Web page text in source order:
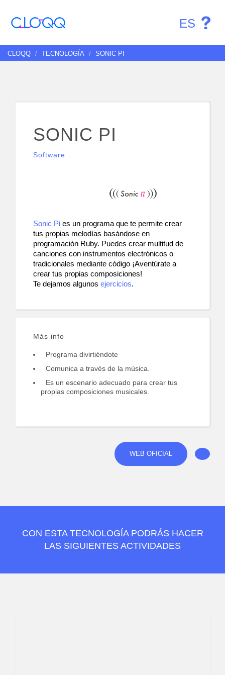
ES
CLOQQ TECNOLOGÍA SONIC PI
SONIC PI
Software
Sonic Pi es un programa que te permite crear
tus propias melodías basándose en
programación Ruby. Puedes crear multitud de
canciones con instrumentos electrónicos o
tradicionales mediante código ¡Aventúrate a
crear tus propias composiciones!
Te dejamos algunos ejercicios.
Más info
Programa divirtiéndote
Comunica a través de la música.
Es un escenario adecuado para crear tus
propias composiciones musicales.
WEB OFICIAL
CON ESTA TECNOLOGÍA PODRÁS HACER
LAS SIGUIENTES ACTIVIDADES